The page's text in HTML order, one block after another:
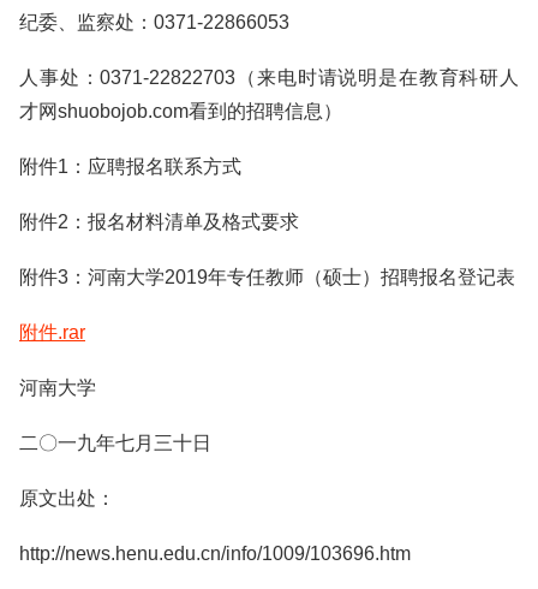
纪委、监察处：0371-22866053
人事处：0371-22822703（来电时请说明是在教育科研人
才网shuobojob.com看到的招聘信息）
附件1：应聘报名联系方式
附件2：报名材料清单及格式要求
附件3：河南大学2019年专任教师（硕士）招聘报名登记表
附件.rar
河南大学
二〇一九年七月三十日
原文出处：
http://news.henu.edu.cn/info/1009/103696.htm